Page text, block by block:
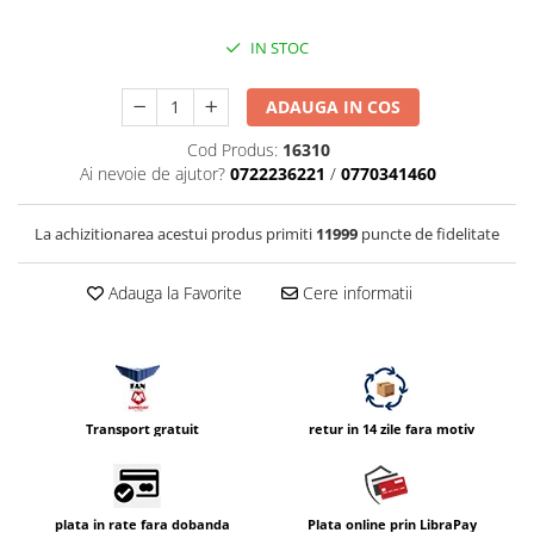
IN STOC
ADAUGA IN COS
Cod Produs: 16310
Ai nevoie de ajutor? 0722236221 / 0770341460
La achizitionarea acestui produs primiti 11999 puncte de fidelitate
Adauga la Favorite Cere informatii
Transport gratuit retur in 14 zile fara motiv
plata in rate fara dobanda Plata online prin LibraPay